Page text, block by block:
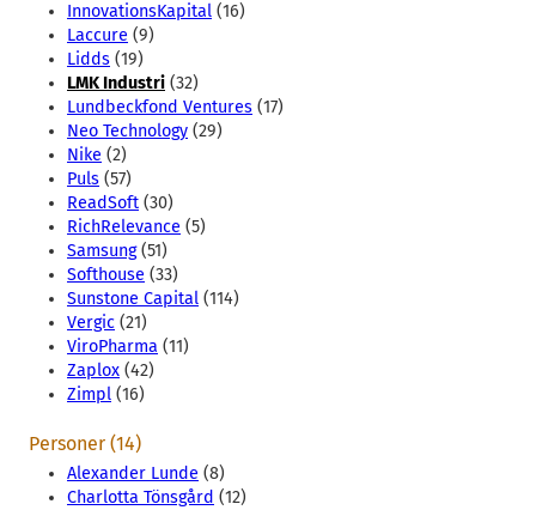
InnovationsKapital (16)
Laccure (9)
Lidds (19)
LMK Industri (32)
Lundbeckfond Ventures (17)
Neo Technology (29)
Nike (2)
Puls (57)
ReadSoft (30)
RichRelevance (5)
Samsung(51)
Softhouse (33)
Sunstone Capital (114)
Vergic (21)
ViroPharma (11)
Zaplox (42)
Zimpl (16)
Personer (14)
Alexander Lunde (8)
Charlotta Tönsgård (12)